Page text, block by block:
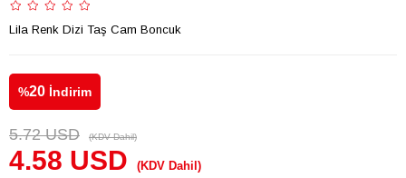
Lila Renk Dizi Taş Cam Boncuk
%20 İndirim
5.72 USD (KDV Dahil)
4.58 USD (KDV Dahil)